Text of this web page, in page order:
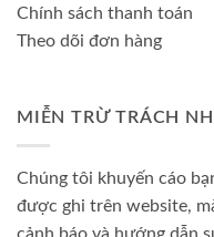
Chính sách thanh toán
Theo dõi đơn hàng
MIỄN TRỪ TRÁCH
Chúng tôi khuyến cáo
được ghi trên website,